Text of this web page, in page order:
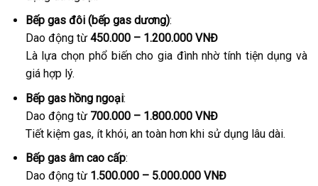
Bếp gas đôi (bếp gas dương):
Dao động từ 450.000 – 1.200.000 VNĐ
Là lựa chọn phổ biến cho gia đình nhờ tính tiện dụng và
giá hợp lý.
Bếp gas hồng ngoại:
Dao động từ 700.000 – 1.800.000 VNĐ
Tiết kiệm gas, ít khói, an toàn hơn khi sử dụng lâu dài.
Bếp gas âm cao cấp:
Dao động từ 1.500.000 – 5.000.000 VNĐ